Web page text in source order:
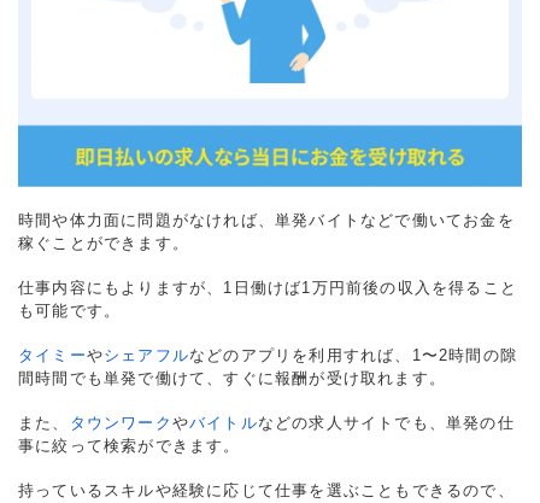
時間や体力面に問題がなければ、単発バイトなどで働いてお金を
稼ぐことができます。
仕事内容にもよりますが、1日働けば1万円前後の収入を得ること
も可能です。
タイミーやシェアフルなどのアプリを利用すれば、1〜2時間の隙
間時間でも単発で働けて、すぐに報酬が受け取れます。
また、 タウンワーク やバイトルなどの求人サイトでも、単発の仕
事に絞って検索ができます。
持っているスキルや経験に応じて仕事を選ぶこともできるので、